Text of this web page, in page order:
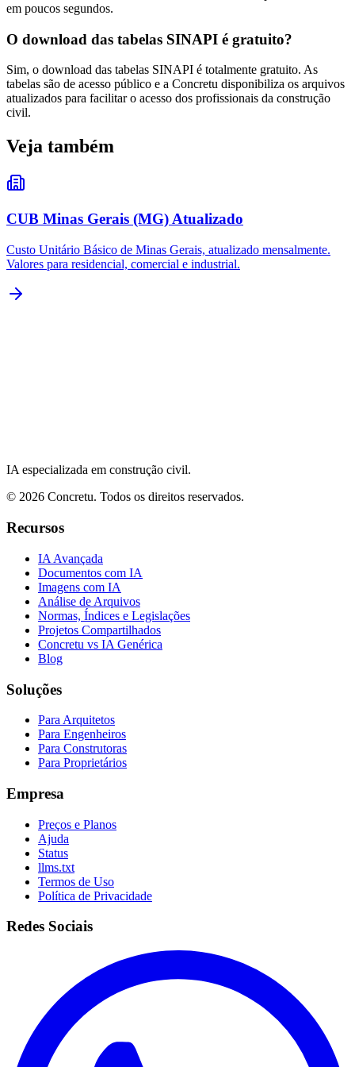
em poucos segundos.
O download das tabelas SINAPI é gratuito?
Sim, o download das tabelas SINAPI é totalmente gratuito. As
tabelas são de acesso público e a Concretu disponibiliza os arquivos
atualizados para facilitar o acesso dos profissionais da construção
civil.
Veja também
CUB Minas Gerais (MG) Atualizado
Custo Unitário Básico de Minas Gerais, atualizado mensalmente.
Valores para residencial, comercial e industrial.
IA especializada em construção civil.
© 2026 Concretu. Todos os direitos reservados.
Recursos
IA Avançada
Documentos com IA
Imagens com IA
Análise de Arquivos
Normas, Índices e Legislações
Projetos Compartilhados
Concretu vs IA Genérica
Blog
Soluções
Para Arquitetos
Para Engenheiros
Para Construtoras
Para Proprietários
Empresa
Preços e Planos
Ajuda
Status
llms.txt
Termos de Uso
Política de Privacidade
Redes Sociais